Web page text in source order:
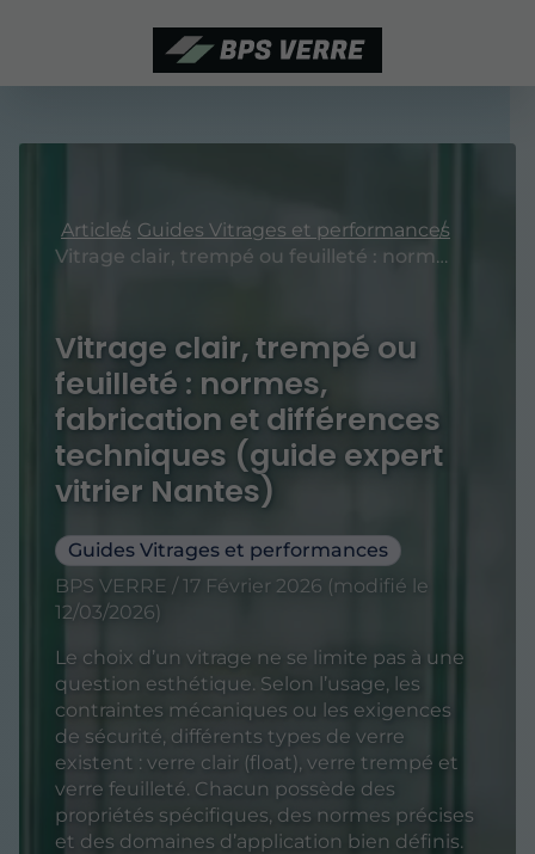
Articles Guides Vitrages et performances
Vitrage clair, trempé ou feuilleté : normes, fabrication et différences techniques (guide expert vitrier Nantes)
Vitrage clair, trempé ou
feuilleté : normes,
fabrication et différences
techniques (guide expert
vitrier Nantes)
Guides Vitrages et performances
BPS VERRE / 17 Février 2026 (modifié le
12/03/2026)
Le choix d’un vitrage ne se limite pas à une
question esthétique. Selon l’usage, les
contraintes mécaniques ou les exigences
de sécurité, différents types de verre
existent : verre clair (float), verre trempé et
verre feuilleté. Chacun possède des
propriétés spécifiques, des normes précises
et des domaines d’application bien définis.